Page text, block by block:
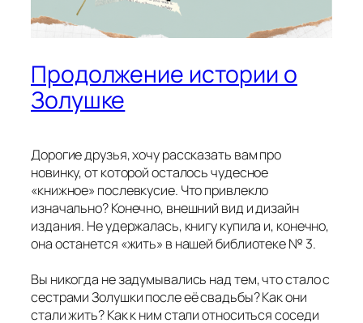
Продолжение истории о
Золушке
Дорогие друзья, хочу рассказать вам про
новинку, от которой осталось чудесное
«книжное» послевкусие. Что привлекло
изначально? Конечно, внешний вид и дизайн
издания. Не удержалась, книгу купила и, конечно,
она останется «жить» в нашей библиотеке № 3.
Вы никогда не задумывались над тем, что стало с
сестрами Золушки после её свадьбы? Как они
стали жить? Как к ним стали относиться соседи